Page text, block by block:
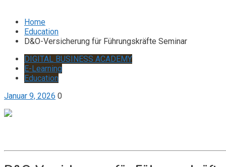
Home
Education
D&O-Versicherung für Führungskräfte Seminar
DIGITAL BUSINESS ACADEMY
E-Learning
Education
Januar 9, 2026 0